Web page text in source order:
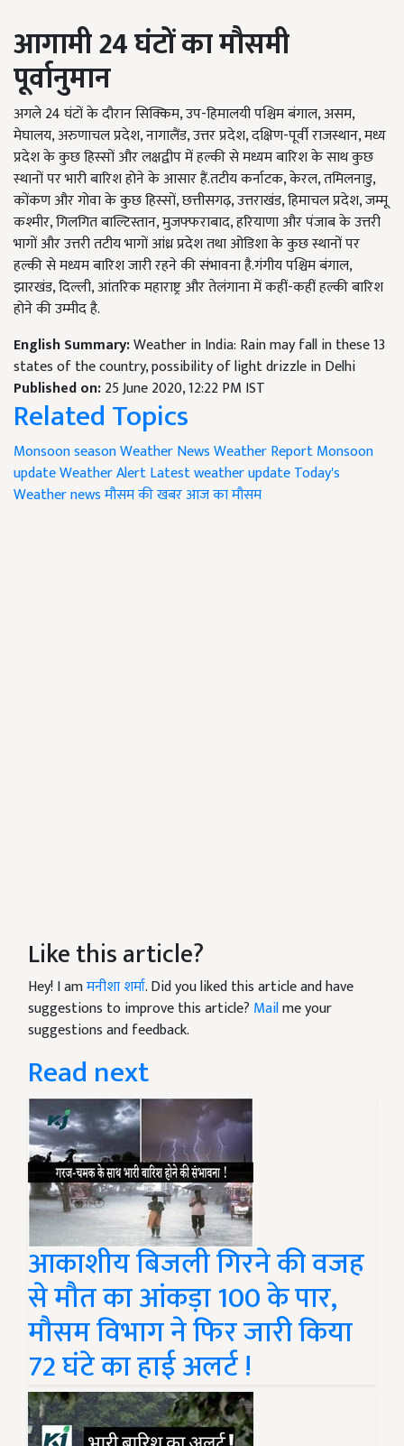
आगामी24घंटोंकामौसमी
पूर्वानुमान
अगले 24 घंटों के दौरान सिक्किम, उप-हिमालयी पश्चिम बंगाल, असम,
मेघालय, अरुणाचल प्रदेश, नागालैंड, उत्तर प्रदेश, दक्षिण-पूर्वी राजस्थान, मध्य
प्रदेश के कुछ हिस्सों और लक्षद्वीप में हल्की से मध्यम बारिश के साथ कुछ
स्थानों पर भारी बारिश होने के आसार हैं.तटीय कर्नाटक, केरल, तमिलनाडु,
कोंकण और गोवा के कुछ हिस्सों, छत्तीसगढ़, उत्तराखंड, हिमाचल प्रदेश, जम्मू
कश्मीर, गिलगित बाल्टिस्तान, मुजफ्फराबाद, हरियाणा और पंजाब के उत्तरी
भागों और उत्तरी तटीय भागों आंध्र प्रदेश तथा ओडिशा के कुछ स्थानों पर
हल्की से मध्यम बारिश जारी रहने की संभावना है.गंगीय पश्चिम बंगाल,
झारखंड, दिल्ली, आंतरिक महाराष्ट्र और तेलंगाना में कहीं-कहीं हल्की बारिश
होने की उम्मीद है.
English Summary:Weather in India: Rain may fall in these 13
states of the country, possibility of light drizzle in Delhi
Published on:25 June 2020, 12:22 PM IST
Related Topics
Monsoon seasonWeather NewsWeather ReportMonsoon
updateWeather AlertLatest weather updateToday's
Weather newsमौसम की खबरआज का मौसम
Like this article?
Hey! I amमनीशा शर्मा. Did you liked this article and have
suggestions to improve this article? Mailme your
suggestions and feedback.
Read next
आकाशीय बिजली गिरने की वजह
से मौत का आंकड़ा 100 के पार,
मौसम विभाग ने फिर जारी किया
72 घंटे का हाई अलर्ट !